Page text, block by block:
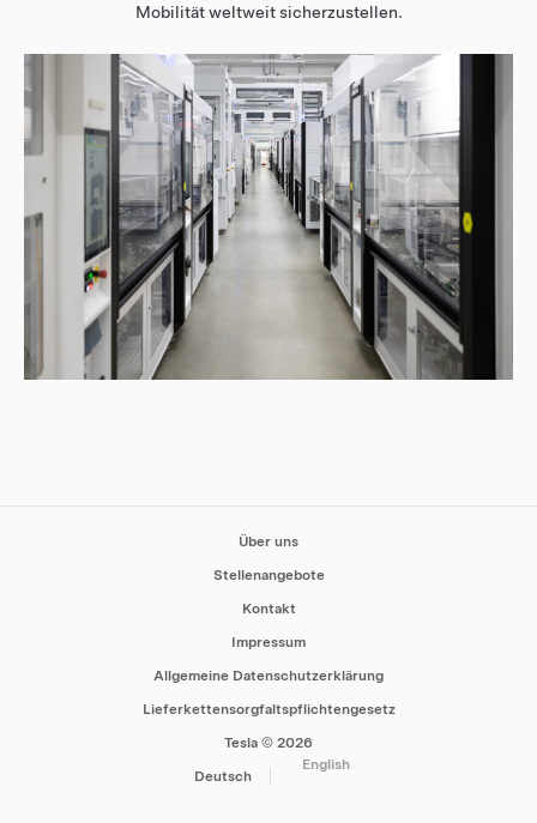
Mobilität weltweit sicherzustellen.
Über uns
Stellenangebote
Kontakt
Impressum
Allgemeine Datenschutzerklärung
Lieferkettensorgfaltspflichtengesetz
Tesla © 2026
Deutsch
English